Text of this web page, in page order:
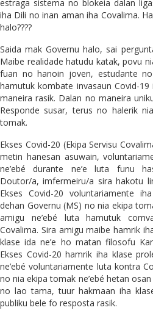
estraga sistema no blokeia dalan
iha Dili no inan aman iha Covalima.
halo????
Saida mak Governu halo, sai
Maibe realidade hatudu katak, povu
fuan no hanoin joven, estudante
hamutuk kombate invasaun Covid-
maneira rasik. Dalan no maneira
Responde susar, terus no halerik
tomak.
Ekses Covid-20 (Ekipa Servisu
metin hanesan asuwain,
ne’ebé durante ne’e luta funu
Doutor/a, imfermeiru/a sira hakotu
Ekses Covid-20 voluntariamente
dehan Governu (MS) no nia ekipa
amigu ne’ebé luta hamutuk
Covalima. Sira amigu maibe hamrik
klase ida ne’e ho matan filosofu
Ekses Covid-20 hamrik iha klase
ne’ebé voluntariamente luta kontra
no nia ekipa tomak ne’ebé hetan
no lao tama, tuur hakmaan iha
publiku bele fo resposta rasik.